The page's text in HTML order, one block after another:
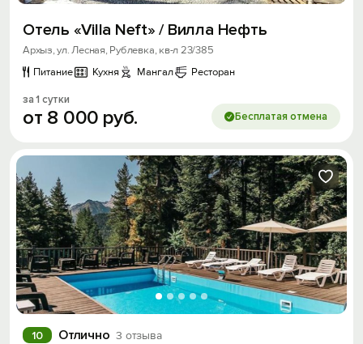
Отель «Villa Neft» / Вилла Нефть
Архыз, ул. Лесная, Рублевка, кв-л 23/385
Питание
Кухня Мангал Ресторан
за 1 сутки
от 8 000 руб. Бесплатая отмена
Отлично 3 отзыва
10